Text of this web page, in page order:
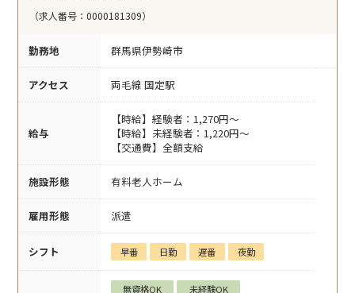
（求人番号：0000181309）
勤務地 群馬県伊勢崎市
アクセス 両毛線 国定駅
給与
【時給】経験者：1,270円～
【時給】未経験者：1,220円～
【交通費】全額支給
施設形態 有料老人ホーム
雇用形態 派遣
シフト 早番 日勤 遅番 夜勤
無資格OK 未経験OK